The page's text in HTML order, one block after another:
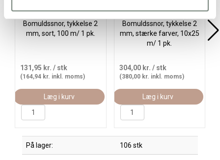
Bomuldssnor, tykkelse 2
mm, sort, 100 m/ 1 pk.
131,95 kr. / stk
(164,94 kr. inkl. moms)
Læg i kurv
Bomuldssnor, tykkelse 2
mm, stærke farver, 10x25
m/ 1 pk.
304,00 kr. / stk
(380,00 kr. inkl. moms)
Læg i kurv
På lager: 106 stk